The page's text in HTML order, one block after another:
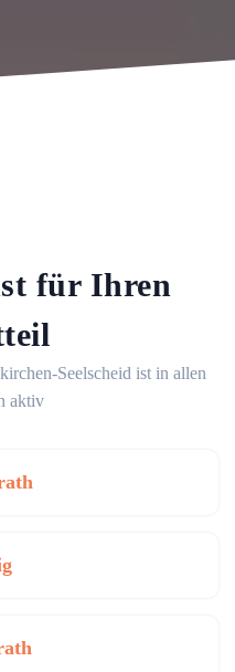
für Ihren
Seelscheid ist in allen
aktiv